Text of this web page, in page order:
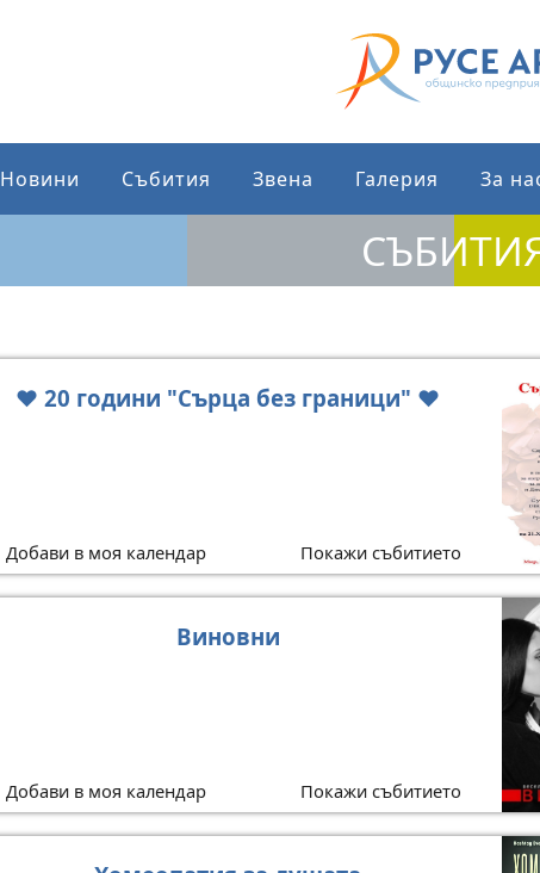
Новини Събития Звена Галерия За
❤️ 20 години "Сърца без граници" ❤️
Добави в моя календар Покажи събитието
Виновни
Добави в моя календар Покажи събитието